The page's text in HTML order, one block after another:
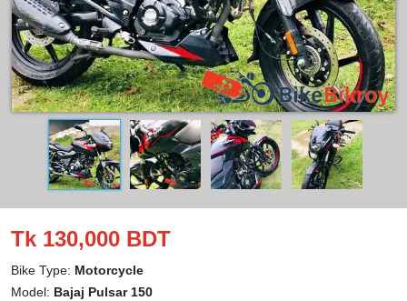
Tk 130,000 BDT
Bike Type: Motorcycle
Model: Bajaj Pulsar 150